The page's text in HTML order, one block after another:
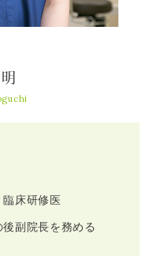
床研修医
副院長を務める